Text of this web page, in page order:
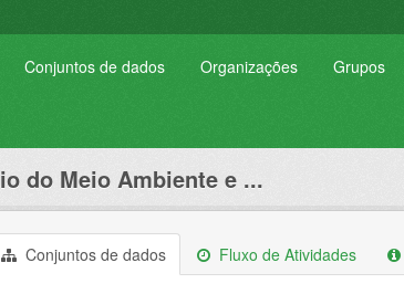
Conjuntos de dados Organizações Grupos
do Meio Ambiente e ...
Conjuntos de dados Fluxo de Atividades